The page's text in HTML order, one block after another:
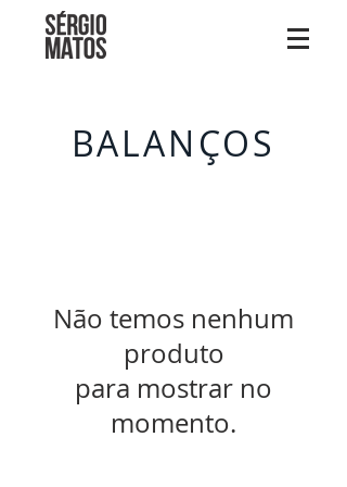
BALANÇOS
Não temos nenhum
produto
para mostrar no
momento.